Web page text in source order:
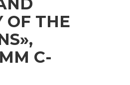
OF THE
C-